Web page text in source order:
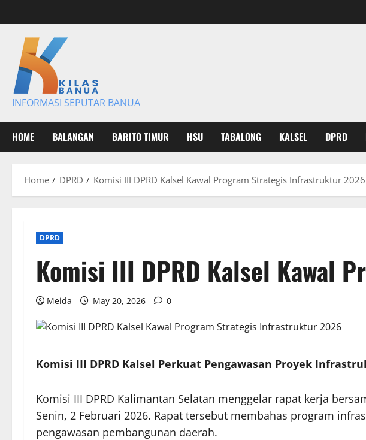
to
content
INFORMASI SEPUTAR BANUA
HOME BALANGAN BARITO TIMUR HSU TABALONG KALSEL DPRD
Home DPRD Komisi III DPRD Kalsel Kawal Program Strategis Infrastruktur 2026
DPRD
Komisi III DPRD Kalsel Kawal
Meida May 20, 2026 0
Komisi III DPRD Kalsel Perkuat Pengawasan Proyek
Komisi III DPRD Kalimantan Selatan menggelar rapat kerja
Senin, 2 Februari 2026. Rapat tersebut membahas program
pengawasan pembangunan daerah.